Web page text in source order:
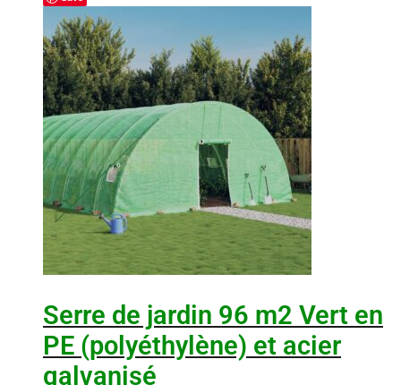
Serre de jardin 96 m2 Vert en
PE (polyéthylène) et acier
galvanisé